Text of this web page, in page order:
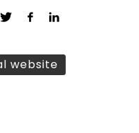
website